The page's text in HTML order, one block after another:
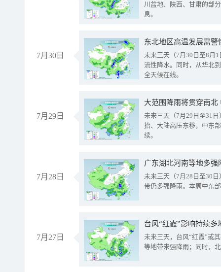
川盆地、陕西、甘肃的部
息。
7月30日
东北地区高温发展需
未来三天（7月30日至8月
流性降水。同时，从华北
全天候在线。
7月29日
大范围降雨将贯穿南
未来三天（7月29日至31
抬、大陆高压东移，中东
续。
7月28日
广东湖北河南等地多
未来三天（7月28日至30
带仍多强降雨。本周中东
7月27日
台风“红霞”影响持续
未来三天，台风“红霞”或
等地带来强降雨；同时，